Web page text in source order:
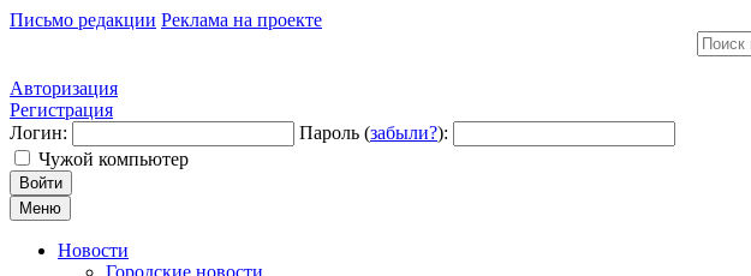
Письмо редакции Реклама на проекте
Авторизация
Регистрация
Логин:
Пароль (забыли?):
Чужой компьютер
Войти
Меню
Новости
Городские новости